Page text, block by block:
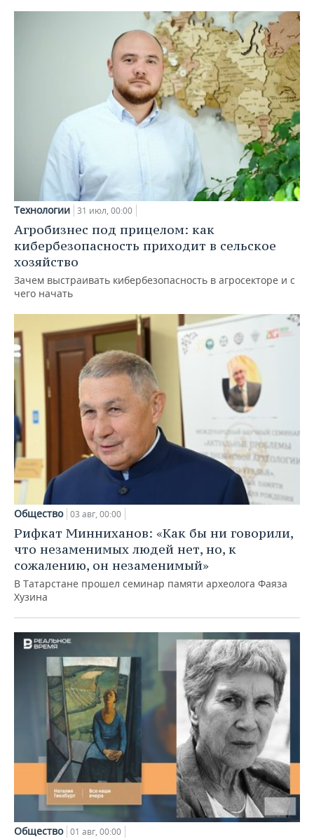
Технологии 31 июл, 00:00
Агробизнес под прицелом: как
кибербезопасность приходит в сельское
хозяйство
Зачем выстраивать кибербезопасность в агросекторе и с
чего начать
Общество 03 авг, 00:00
Рифкат Минниханов: «Как бы ни говорили,
что незаменимых людей нет, но, к
сожалению, он незаменимый»
В Татарстане прошел семинар памяти археолога Фаяза
Хузина
Общество 01 авг, 00:00